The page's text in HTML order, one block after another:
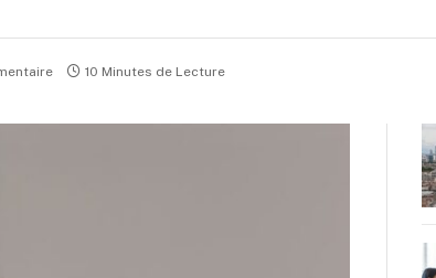
10 Minutes de Lecture